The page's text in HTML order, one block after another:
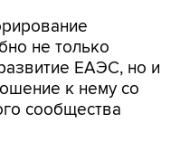
не только
ЕАЭС, но и
к нему со
сообщества